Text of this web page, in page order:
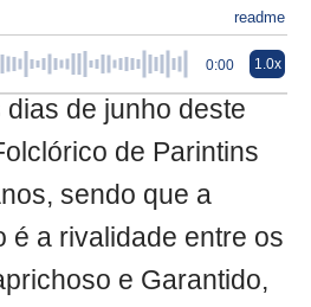
readme
0:00 1.0x
dias de junho deste
de Parintins
sendo que a
é a rivalidade entre os
e Garantido,